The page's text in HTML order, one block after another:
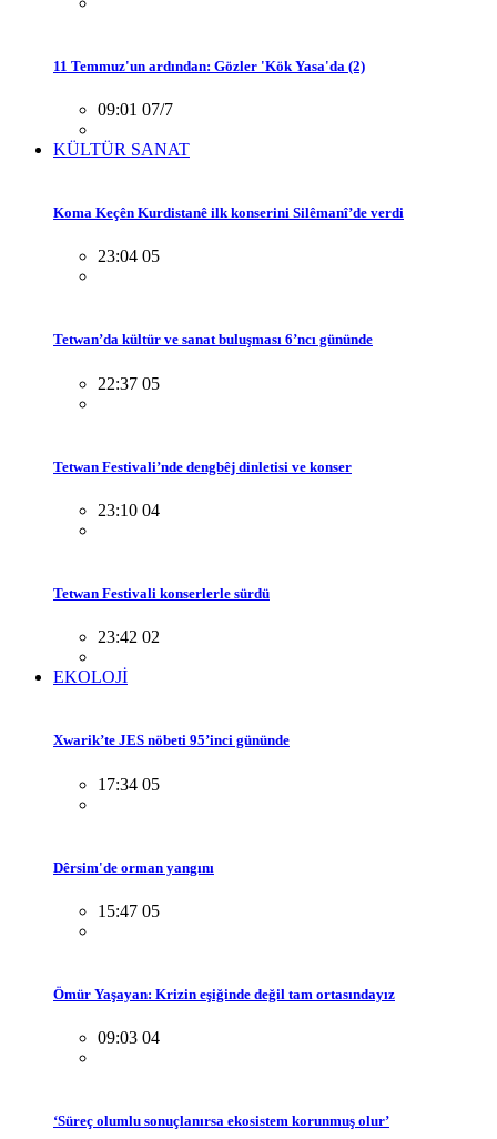
11 Temmuz'un ardından: Gözler 'Kök Yasa'da (2)
09:01 07/7
KÜLTÜR SANAT
Koma Keçên Kurdistanê ilk konserini Silêmanî’de verdi
23:04 05
Tetwan’da kültür ve sanat buluşması 6’ncı gününde
22:37 05
Tetwan Festivali’nde dengbêj dinletisi ve konser
23:10 04
Tetwan Festivali konserlerle sürdü
23:42 02
EKOLOJİ
Xwarik’te JES nöbeti 95’inci gününde
17:34 05
Dêrsim'de orman yangını
15:47 05
Ömür Yaşayan: Krizin eşiğinde değil tam ortasındayız
09:03 04
‘Süreç olumlu sonuçlanırsa ekosistem korunmuş olur’